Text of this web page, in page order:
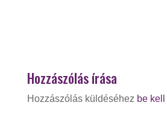
Hozzászólás írása
Hozzászólás küldéséhez be